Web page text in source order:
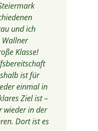
und ich
Wallner
Klasse!
ist für
einmal in
Ziel ist –
wieder in der
Dort ist es